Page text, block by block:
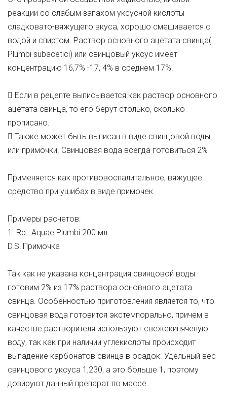
реакции со слабым запахом уксусной кислоты
сладковато-вяжущего вкуса, хорошо смешивается с
водой и спиртом. Раствор основного ацетата свинца(
Plumbi subacetici) или свинцовый уксус имеет
концентрацию 16,7% -17, 4% в среднем 17%.
 Если в рецепте выписывается как раствор основного
ацетата свинца, то его берут столько, сколько
прописано.
 Также может быть выписан в виде свинцовой воды
или примочки. Свинцовая вода всегда готовиться 2%
Применяется как противовоспалительное, вяжущее
средство при ушибах в виде примочек.
Примеры расчетов:
1. Rp.: Aquae Plumbi 200 мл
D.S.:Примочка
Так как не указана концентрация свинцовой воды
готовим 2% из 17% раствора основного ацетата
свинца. Особенностью приготовления является то, что
свинцовая вода готовится экстемпорально, причем в
качестве растворителя используют свежекипяченую
воду, так как при наличии углекислоты происходит
выпадение карбонатов свинца в осадок. Удельный вес
свинцового уксуса 1,230, а это больше 1, поэтому
дозируют данный препарат по массе.